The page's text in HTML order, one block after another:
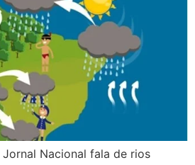
Nacional fala de rios